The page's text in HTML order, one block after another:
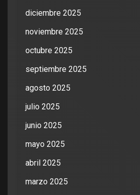
diciembre 2025
noviembre 2025
octubre 2025
septiembre 2025
agosto 2025
julio 2025
junio 2025
mayo 2025
abril 2025
marzo 2025